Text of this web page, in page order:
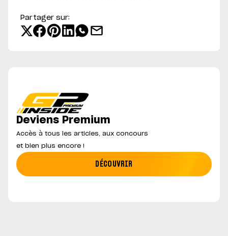
Partager sur:
Deviens Premium
Accès à tous les articles, aux concours
et bien plus encore !
DÉCOUVRIR